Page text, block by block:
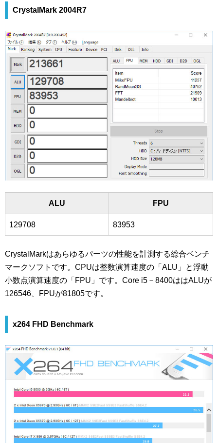
CrystalMark 2004R7
ALU FPU
129708 83953
CrystalMarkはあらゆるパーツの性能を計測する総合ベンチ
マークソフトです。CPUは整数演算速度の「ALU」と浮動
小数点演算速度の「FPU」です。Core i5－8400ははALUが
126546、FPUが81805です。
x264 FHD Benchmark